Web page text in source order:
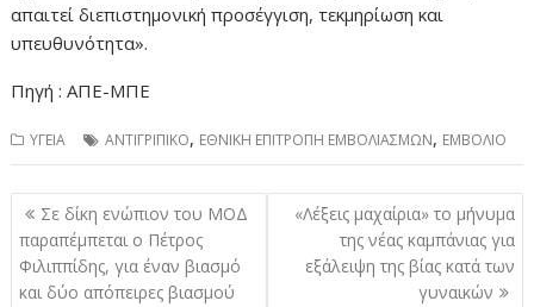
απαιτεί διεπιστημονική προσέγγιση, τεκμηρίωση και
υπευθυνότητα».
Πηγή : ΑΠΕ-ΜΠΕ
ΥΓΕΙΑ ΑΝΤΙΓΡΙΠΙΚΟ, ΕΘΝΙΚΗ ΕΠΙΤΡΟΠΗ ΕΜΒΟΛΙΑΣΜΩΝ, ΕΜΒΟΛΙΟ
Πλοήγηση
άρθρων
Σε δίκη ενώπιον του ΜΟΔ
παραπέμπεται ο Πέτρος
Φιλιππίδης, για έναν βιασμό
και δύο απόπειρες βιασμού
«Λέξεις μαχαίρια» το μήνυμα
της νέας καμπάνιας για
εξάλειψη της βίας κατά των
γυναικών